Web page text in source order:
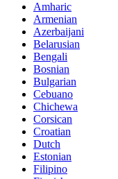
Amharic
Armenian
Azerbaijani
Belarusian
Bengali
Bosnian
Bulgarian
Cebuano
Chichewa
Corsican
Croatian
Dutch
Estonian
Filipino